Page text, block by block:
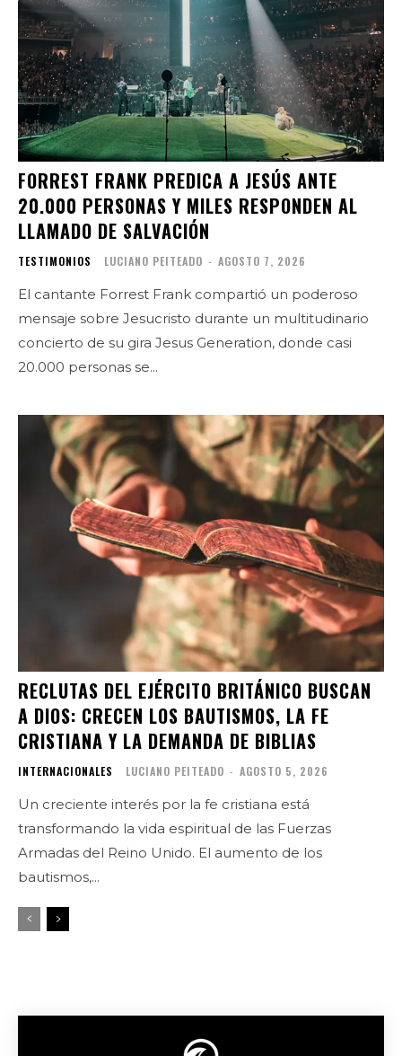
FORREST FRANK PREDICA A JESÚS ANTE
20.000 PERSONAS Y MILES RESPONDEN AL
LLAMADO DE SALVACIÓN
TESTIMONIOS LUCIANO PEITEADO - AGOSTO 7, 2026
El cantante Forrest Frank compartió un poderoso
mensaje sobre Jesucristo durante un multitudinario
concierto de su gira Jesus Generation, donde casi
20.000 personas se...
RECLUTAS DEL EJÉRCITO BRITÁNICO BUSCAN
A DIOS: CRECEN LOS BAUTISMOS, LA FE
CRISTIANA Y LA DEMANDA DE BIBLIAS
INTERNACIONALES LUCIANO PEITEADO - AGOSTO 5, 2026
Un creciente interés por la fe cristiana está
transformando la vida espiritual de las Fuerzas
Armadas del Reino Unido. El aumento de los
bautismos,...